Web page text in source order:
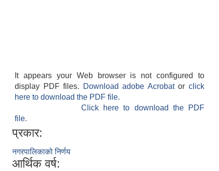
It appears your Web browser is not configured to
display PDF files.
Download adobe Acrobatorclick
here to download the PDF file.
Click here to download the PDF
file.
प्रकार:
नगरपालिकाको निर्णय
आर्थिक वर्ष: